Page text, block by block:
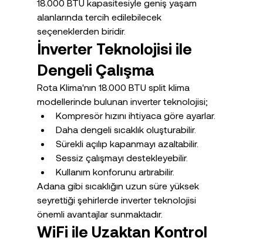
18.000 BTU kapasitesiyle geniş yaşam
alanlarında tercih edilebilecek
seçeneklerden biridir.
İnverter Teknolojisi ile
Dengeli Çalışma
Rota Klima'nın 18.000 BTU split klima
modellerinde bulunan inverter teknolojisi;
Kompresör hızını ihtiyaca göre ayarlar.
Daha dengeli sıcaklık oluşturabilir.
Sürekli açılıp kapanmayı azaltabilir.
Sessiz çalışmayı destekleyebilir.
Kullanım konforunu artırabilir.
Adana gibi sıcaklığın uzun süre yüksek
seyrettiği şehirlerde inverter teknolojisi
önemli avantajlar sunmaktadır.
WiFi ile Uzaktan Kontrol